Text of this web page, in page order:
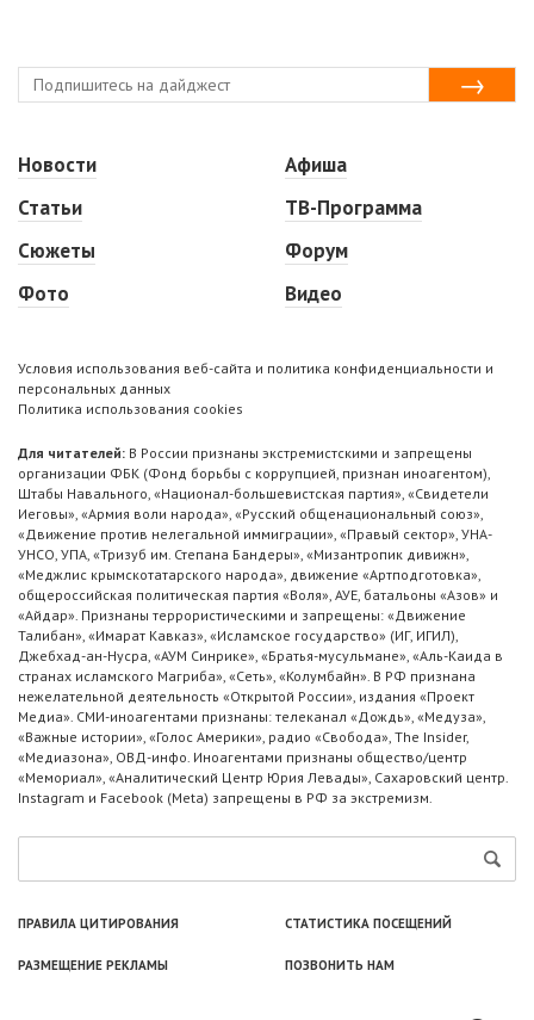
Новости
Статьи
Сюжеты
Фото
Афиша
ТВ-Программа
Форум
Видео
Условия использования веб-сайта и политика конфиденциальности и
персональных данных
Политика использования cookies
Для читателей: В России признаны экстремистскими и запрещены
организации ФБК (Фонд борьбы с коррупцией, признан иноагентом),
Штабы Навального, «Национал-большевистская партия», «Свидетели
Иеговы», «Армия воли народа», «Русский общенациональный союз»,
«Движение против нелегальной иммиграции», «Правый сектор», УНА-
УНСО, УПА, «Тризуб им. Степана Бандеры», «Мизантропик дивижн»,
«Меджлис крымскотатарского народа», движение «Артподготовка»,
общероссийская политическая партия «Воля», АУЕ, батальоны «Азов» и
«Айдар». Признаны террористическими и запрещены: «Движение
Талибан», «Имарат Кавказ», «Исламское государство» (ИГ, ИГИЛ),
Джебхад-ан-Нусра, «АУМ Синрике», «Братья-мусульмане», «Аль-Каида в
странах исламского Магриба», «Сеть», «Колумбайн». В РФ признана
нежелательной деятельность «Открытой России», издания «Проект
Медиа». СМИ-иноагентами признаны: телеканал «Дождь», «Медуза»,
«Важные истории», «Голос Америки», радио «Свобода», The Insider,
«Медиазона», ОВД-инфо. Иноагентами признаны общество/центр
«Мемориал», «Аналитический Центр Юрия Левады», Сахаровский центр.
Instagram и Facebook (Metа) запрещены в РФ за экстремизм.
ПРАВИЛА ЦИТИРОВАНИЯ СТАТИСТИКА ПОСЕЩЕНИЙ
РАЗМЕЩЕНИЕ РЕКЛАМЫ ПОЗВОНИТЬ НАМ